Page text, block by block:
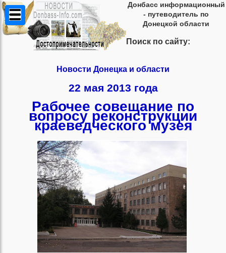
Донбасс информационный
- путеводитель по
Донецкой области
Поиск по сайту:
Новости Донецка и области
22 мая 2013 года
Рабочее совещание по
вопросу реконструкции
краеведческого музея